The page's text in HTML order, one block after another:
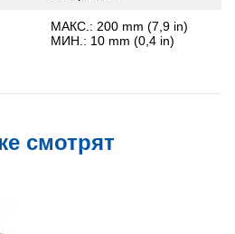
МАКС.: 200 mm (7,9 in)
МИН.: 10 mm (0,4 in)
смотрят